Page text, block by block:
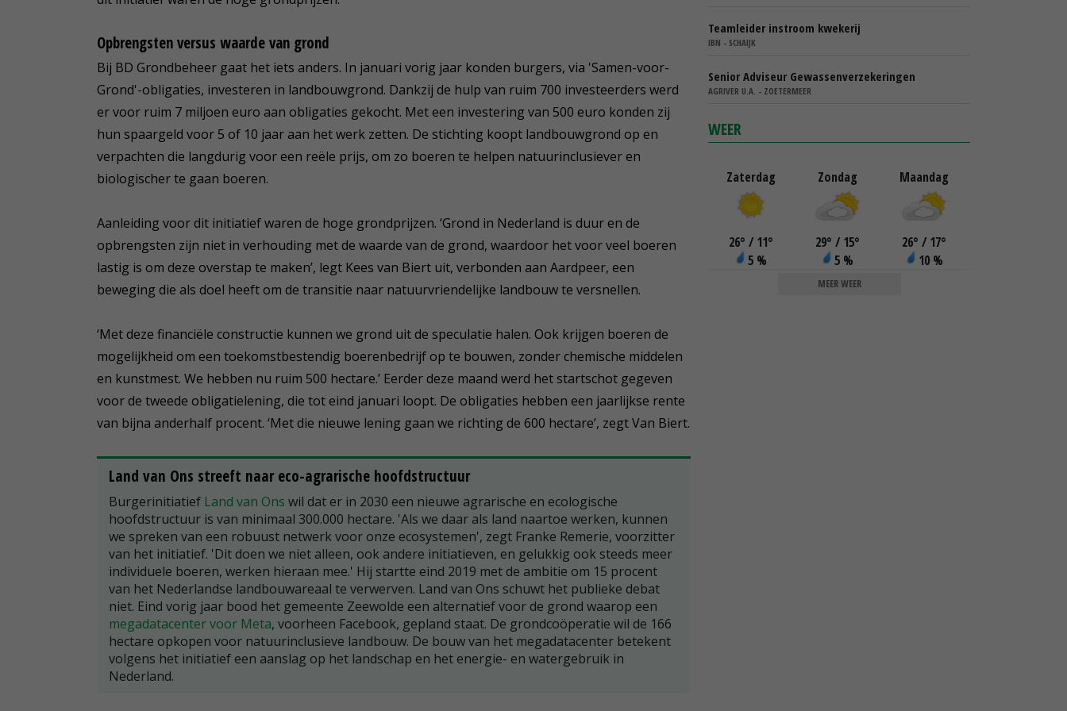
Opbrengsten versus waarde van grond
Bij BD Grondbeheer gaat het iets anders. In januari vorig jaar konden burgers, via 'Samen-voor-
Grond'-obligaties, investeren in landbouwgrond. Dankzij de hulp van ruim 700 investeerders werd
er voor ruim 7 miljoen euro aan obligaties gekocht. Met een investering van 500 euro konden zij
hun spaargeld voor 5 of 10 jaar aan het werk zetten. De stichting koopt landbouwgrond op en
verpachten die langdurig voor een reële prijs, om zo boeren te helpen natuurinclusiever en
biologischer te gaan boeren.
Aanleiding voor dit initiatief waren de hoge grondprijzen. ‘Grond in Nederland is duur en de
opbrengsten zijn niet in verhouding met de waarde van de grond, waardoor het voor veel boeren
lastig is om deze overstap te maken’, legt Kees van Biert uit, verbonden aan Aardpeer, een
beweging die als doel heeft om de transitie naar natuurvriendelijke landbouw te versnellen.
‘Met deze financiële constructie kunnen we grond uit de speculatie halen. Ook krijgen boeren de
mogelijkheid om een toekomstbestendig boerenbedrijf op te bouwen, zonder chemische middelen
en kunstmest. We hebben nu ruim 500 hectare.’ Eerder deze maand werd het startschot gegeven
voor de tweede obligatielening, die tot eind januari loopt. De obligaties hebben een jaarlijkse rente
van bijna anderhalf procent. ‘Met die nieuwe lening gaan we richting de 600 hectare’, zegt Van Biert.
Land van Ons streeft naar eco-agrarische hoofdstructuur
Burgerinitiatief Land van Ons wil dat er in 2030 een nieuwe agrarische en ecologische
hoofdstructuur is van minimaal 300.000 hectare. 'Als we daar als land naartoe werken, kunnen
we spreken van een robuust netwerk voor onze ecosystemen', zegt Franke Remerie, voorzitter
van het initiatief. 'Dit doen we niet alleen, ook andere initiatieven, en gelukkig ook steeds meer
individuele boeren, werken hieraan mee.' Hij startte eind 2019 met de ambitie om 15 procent
van het Nederlandse landbouwareaal te verwerven. Land van Ons schuwt het publieke debat
niet. Eind vorig jaar bood het gemeente Zeewolde een alternatief voor de grond waarop een
megadatacenter voor Meta, voorheen Facebook, gepland staat. De grondcoöperatie wil de 166
hectare opkopen voor natuurinclusieve landbouw. De bouw van het megadatacenter betekent
volgens het initiatief een aanslag op het landschap en het energie- en watergebruik in
Nederland.
Teamleider instroom kwekerij
IBN - SCHAIJK
Senior Adviseur Gewassenverzekeringen
AGRIVER U.A. - ZOETERMEER
WEER
Zaterdag
26° / 11°
5 %
Zondag
29° / 15°
5 %
Maandag
26° / 17°
10 %
MEER WEER